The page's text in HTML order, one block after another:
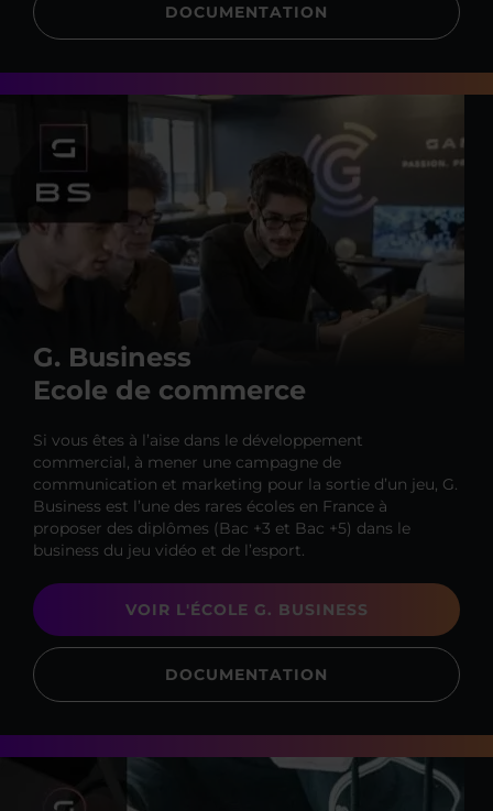
DOCUMENTATION
G. Business
Ecole de commerce
Si vous êtes à l’aise dans le développement
commercial, à mener une campagne de
communication et marketing pour la sortie d’un jeu, G.
Business est l’une des rares écoles en France à
proposer des diplômes (Bac +3 et Bac +5) dans le
business du jeu vidéo et de l’esport.
VOIR L'ÉCOLE G. BUSINESS
DOCUMENTATION